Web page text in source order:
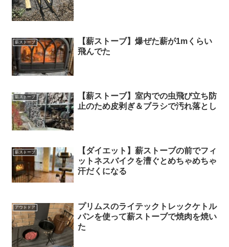
薪ストーブ
【薪ストーブ】爆ぜた薪が1mくらい
飛んでた
薪ストーブ
【薪ストーブ】室内での虫飛び立ち防
止のため皮剥ぎ＆ブラシで汚れ落とし
薪ストーブ
【ダイエット】薪ストーブの前でフィ
ットネスバイクを漕ぐとめちゃめちゃ
汗だくになる
アウトドア
プリムスのライテックトレックケトル
パンを使って薪ストーブで焼肉を焼い
た